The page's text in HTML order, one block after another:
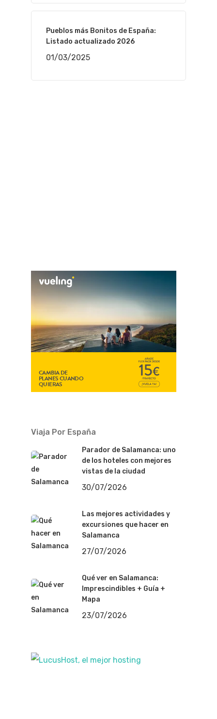
Pueblos más Bonitos de España:
Listado actualizado 2026
01/03/2025
Viaja Por España
Parador de Salamanca: uno
de los hoteles con mejores
vistas de la ciudad
30/07/2026
Las mejores actividades y
excursiones que hacer en
Salamanca
27/07/2026
Qué ver en Salamanca:
Imprescindibles + Guía +
Mapa
23/07/2026